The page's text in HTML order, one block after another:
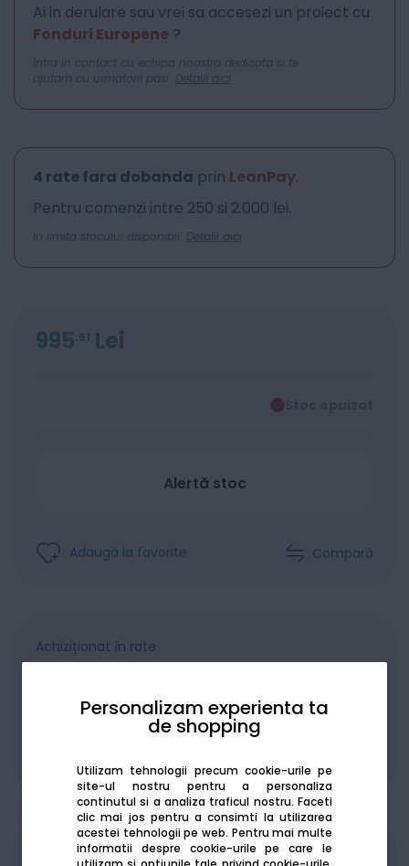
Personalizam experienta ta
de shopping
Utilizam tehnologii precum cookie-urile pe
site-ul nostru pentru a personaliza
continutul si a analiza traficul nostru. Faceti
clic mai jos pentru a consimti la utilizarea
acestei tehnologii pe web. Pentru mai multe
informatii despre cookie-urile pe care le
Ai in derulare sau vrei sa accesezi un proiect cu
Fonduri Europene ?
Intra in contact cu echipa noastra dedicata si te
ajutam cu urmatorii pasi. Detalii aici
4 rate fara dobanda prin LeanPay.
Pentru comenzi intre 250 si 2.000 lei.
In limita stocului disponibil. Detalii aici
995 61 Lei
Alertă stoc
Adaugă la favorite Compară
Achiziționat în rate
Produsele sunt disponibile pe platforma de